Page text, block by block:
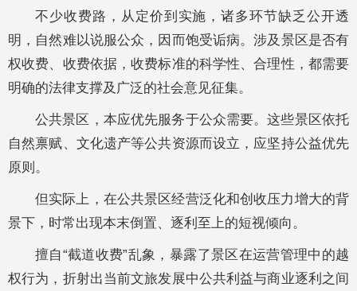
不少收费路，从定价到实施，诸多环节缺乏公开透
明，自然难以说服公众，因而饱受诟病。涉及景区是否有
权收费、收费依据，收费标准的科学性、合理性，都需要
明确的法律支撑及广泛的社会意见征集。
公共景区，本应优先服务于公众需要。这些景区依托
自然禀赋、文化遗产等公共资源而设立，应坚持公益优先
原则。
但实际上，在公共景区经营泛化和创收压力增大的背
景下，时常出现本末倒置、逐利至上的短视倾向。
擅自“截道收费”乱象，暴露了景区在运营管理中的越
权行为，折射出当前文旅发展中公共利益与商业逐利之间